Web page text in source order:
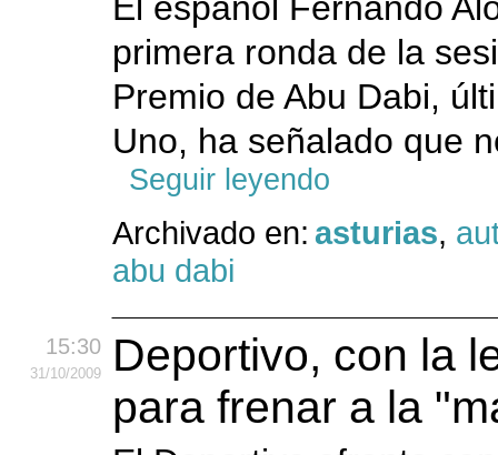
El español Fernando
primera ronda de la
Premio de Abu Dabi,
Uno, ha señalado que
Seguir leyendo
Archivado en: asturias,
abu dabi
15:30
31/10/2009
Deportivo, con la
para frenar a la